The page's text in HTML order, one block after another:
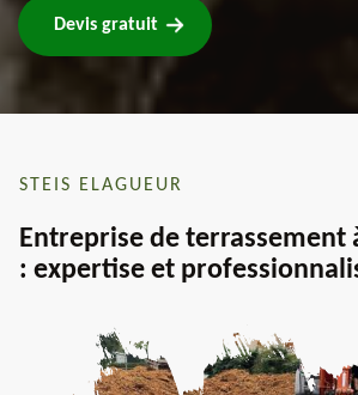
Devis gratuit
STEIS ELAGUEUR
Entreprise de terrassement
: expertise et